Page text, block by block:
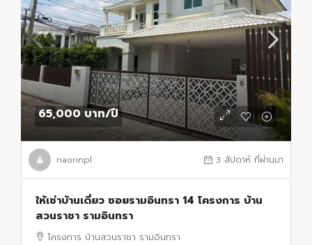
65,000 บาท/ปี
naorinpl 3 สัปดาห์ ที่ผ่านมา
ให้เช่าบ้านเดี่ยว ซอยรามอินทรา 14 โครงการ บ้าน
สวนราชา รามอินทรา
โครงการ บ้านสวนราชา รามอินทรา